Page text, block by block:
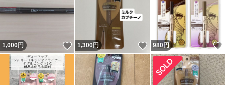
1,000円 いいね！
1,300円 いいね！
980円